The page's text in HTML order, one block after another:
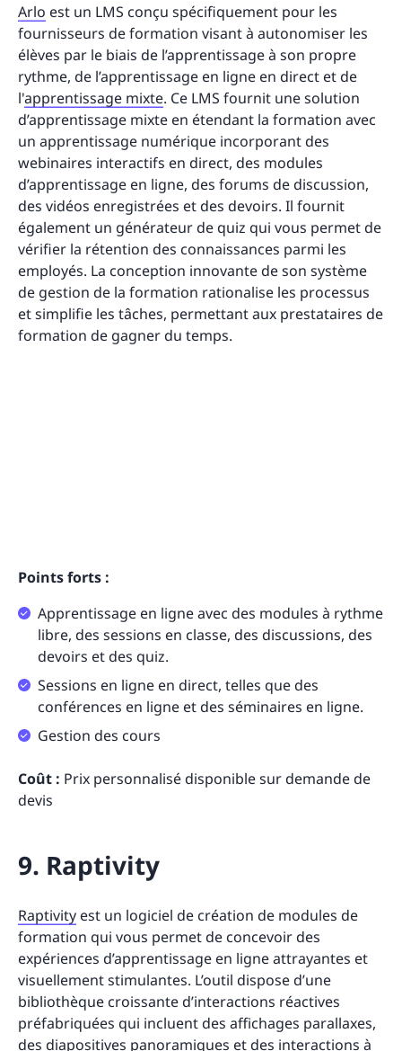
Arlo est un LMS conçu spécifiquement pour les
fournisseurs de formation visant à autonomiser les
élèves par le biais de l’apprentissage à son propre
rythme, de l’apprentissage en ligne en direct et de
l'apprentissage mixte. Ce LMS fournit une solution
d’apprentissage mixte en étendant la formation avec
un apprentissage numérique incorporant des
webinaires interactifs en direct, des modules
d’apprentissage en ligne, des forums de discussion,
des vidéos enregistrées et des devoirs. Il fournit
également un générateur de quiz qui vous permet de
vérifier la rétention des connaissances parmi les
employés. La conception innovante de son système
de gestion de la formation rationalise les processus
et simplifie les tâches, permettant aux prestataires de
formation de gagner du temps.
Points forts :
Apprentissage en ligne avec des modules à rythme
libre, des sessions en classe, des discussions, des
devoirs et des quiz.
Sessions en ligne en direct, telles que des
conférences en ligne et des séminaires en ligne.
Gestion des cours
Coût : Prix personnalisé disponible sur demande de
devis
9. Raptivity
Raptivity est un logiciel de création de modules de
formation qui vous permet de concevoir des
expériences d’apprentissage en ligne attrayantes et
visuellement stimulantes. L’outil dispose d’une
bibliothèque croissante d’interactions réactives
préfabriquées qui incluent des affichages parallaxes,
des diapositives panoramiques et des interactions à